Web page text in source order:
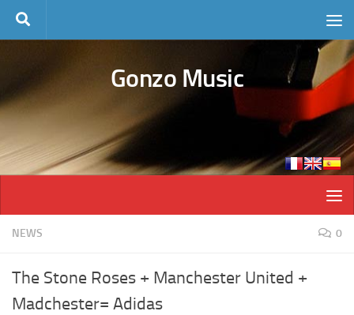
Skip to content
Gonzo Music
NEWS 0
The Stone Roses + Manchester United +
Madchester= Adidas